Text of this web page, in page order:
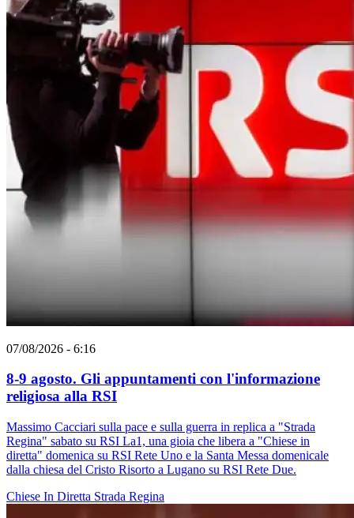
07/08/2026 - 6:16
8-9 agosto. Gli appuntamenti con l'informazione
religiosa alla RSI
Massimo Cacciari sulla pace e sulla guerra in replica a "Strada
Regina" sabato su RSI La1, una gioia che libera a "Chiese in
diretta" domenica su RSI Rete Uno e la Santa Messa domenicale
dalla chiesa del Cristo Risorto a Lugano su RSI Rete Due.
Chiese In Diretta Strada Regina